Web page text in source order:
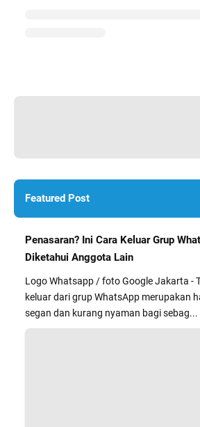
Featured Post
Penasaran? Ini Cara Keluar Grup
Diketahui Anggota Lain
Logo Whatsapp / foto Google Jakarta -
keluar dari grup WhatsApp merupakan
segan dan kurang nyaman bagi sebag...